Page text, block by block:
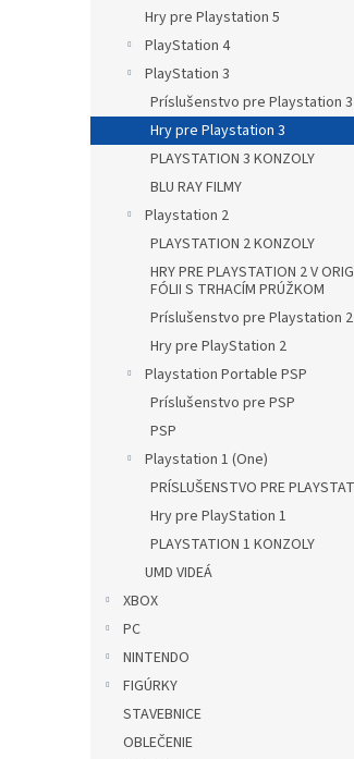
Hry pre Playstation 5
PlayStation 4
PlayStation 3
Príslušenstvo pre Playstation 3
Hry pre Playstation 3
PLAYSTATION 3 KONZOLY
BLU RAY FILMY
Playstation 2
PLAYSTATION 2 KONZOLY
HRY PRE PLAYSTATION 2 V
FÓLII S TRHACÍM PRÚŽKOM
Príslušenstvo pre Playstation 2
Hry pre PlayStation 2
Playstation Portable PSP
Príslušenstvo pre PSP
PSP
Playstation 1 (One)
PRÍSLUŠENSTVO PRE
Hry pre PlayStation 1
PLAYSTATION 1 KONZOLY
UMD VIDEÁ
XBOX
PC
NINTENDO
FIGÚRKY
STAVEBNICE
OBLEČENIE